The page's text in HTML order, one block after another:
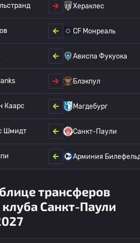
Хераклес
CF Монреаль
Ависпа Фукуока
Блэкпул
Каарс Магдебург
Шмидт Санкт-Паули
Арминия
трансферов
Санкт-Паули